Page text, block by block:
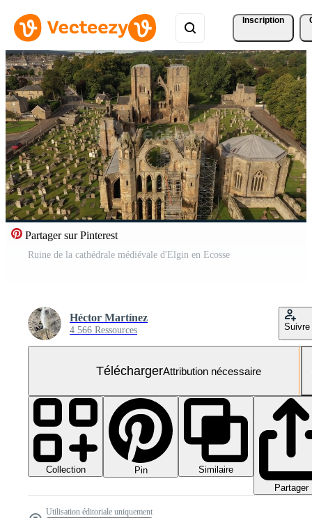
Inscription
Partager sur Pinterest
Ruine de la cathédrale médiévale d'Elgin en Ecosse
Héctor Martínez
4 566 Ressources Suivre
TéléchargerAttribution nécessaire
Collection Pin
Similaire
Partager
Utilisation éditoriale uniquement